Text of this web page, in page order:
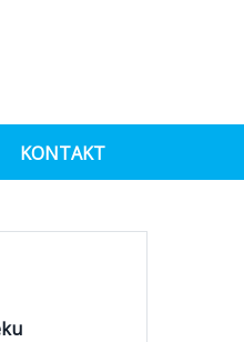
KONTAKT